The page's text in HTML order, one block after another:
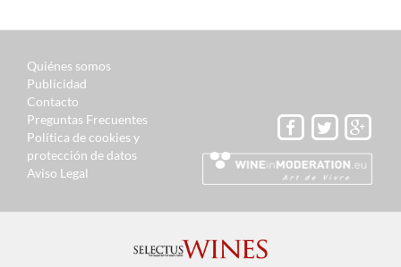
Quiénes somos
Publicidad
Contacto
Preguntas Frecuentes
Política de cookies y
protección de datos
Aviso Legal